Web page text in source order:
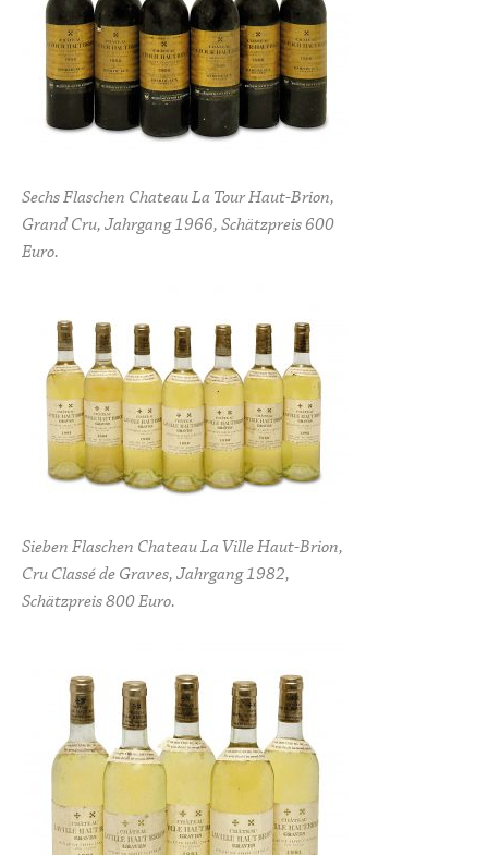
Sechs Flaschen Chateau La Tour Haut-Brion,
Grand Cru, Jahrgang 1966, Schätzpreis 600
Euro.
Sieben Flaschen Chateau La Ville Haut-Brion,
Cru Classé de Graves, Jahrgang 1982,
Schätzpreis 800 Euro.